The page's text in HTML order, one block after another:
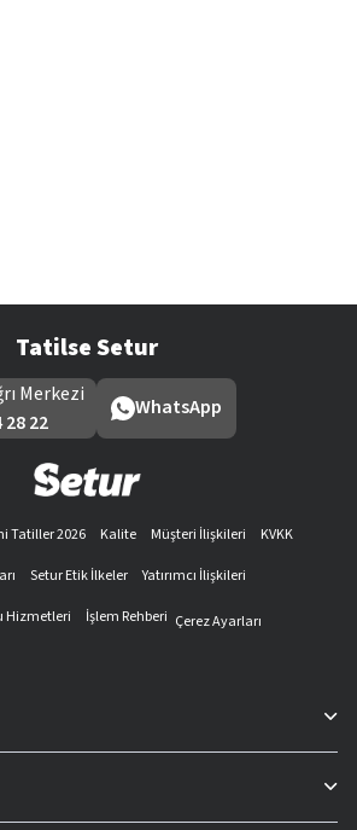
Tatilse Setur
Merkezi
28 22
WhatsApp
Tatiller 2026 Kalite Müşteri İlişkileri
KVKK
Setur Etik İlkeler
Yatırımcı İlişkileri
Hizmetleri
İşlem Rehberi Çerez Ayarları